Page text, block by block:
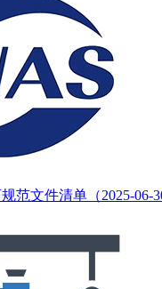
范文件清单（2025-06-